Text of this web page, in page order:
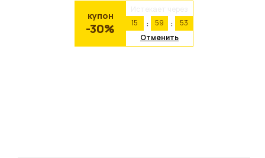
купон
-30%
15
59
53
Отменить